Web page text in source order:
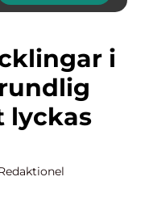
lyckas